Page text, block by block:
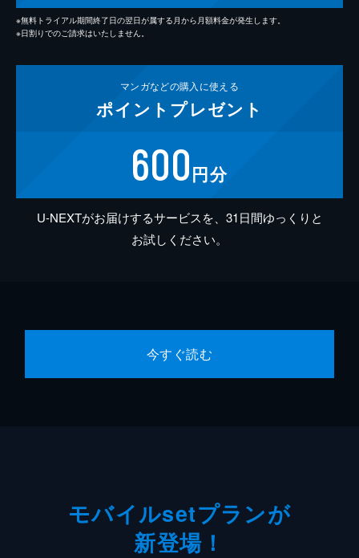
※無料トライアル期間終了日の翌日が属する月から月額料金が発生します。
※日割りでのご請求はいたしません。
マンガなどの購入に使える
ポイント プレゼント
600円分
U-NEXTがお届けするサービスを、31日間ゆっくりと
お試しください。
今すぐ読む
モバイルsetプランが
新登場！